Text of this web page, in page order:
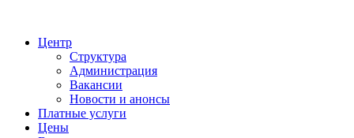
Центр
Структура
Администрация
Вакансии
Новости и анонсы
Платные услуги
Цены